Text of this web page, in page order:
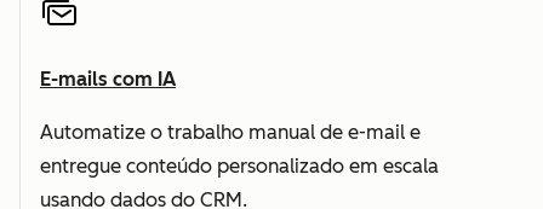
E-mails com IA
Automatize o trabalho manual de e-mail e
entregue conteúdo personalizado em escala
usando dados do CRM.